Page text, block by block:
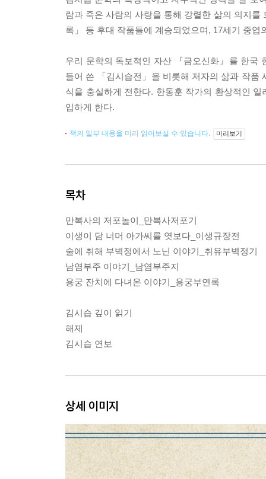
람과 죽은 사람의 사랑을 통해 강렬한 삶의 의지
록」 등 후대 작품들에 계승되었으며, 17세기 중
우리 문학의 독보적인 자산 『금오신화』를 한국
들어 쓴 「김시습전」을 비롯해 저자의 삶과 작품
식을 충실하게 전한다. 한동훈 작가의 환상적인
입하게 한다.
책의 일부 내용을 미리 읽어보실 수 있습니다. 미리보기
목차
만복사의 저포놀이_만복사저포기
이생이 담 너머 아가씨를 엿보다_이생규장전
술에 취해 부벽정에서 노닌 이야기_취유부벽정기
남염부주 이야기_남염부주지
용궁 잔치에 다녀온 이야기_용궁부연록
김시습 깊이 읽기
해제
김시습 연보
상세 이미지